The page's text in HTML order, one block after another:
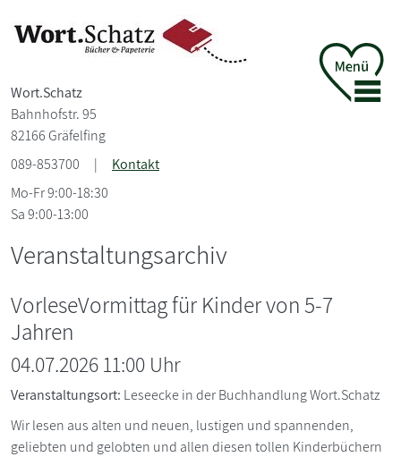
Wort.Schatz
Bahnhofstr. 95
82166 Gräfelfing
089-853700
|
Kontakt
Mo-Fr 9:00-18:30
Sa 9:00-13:00
Veranstaltungsarchiv
VorleseVormittag für Kinder von 5-7
Jahren
04.07.2026 11:00 Uhr
Veranstaltungsort: Leseecke in der Buchhandlung Wort.Schatz
Wir lesen aus alten und neuen, lustigen und spannenden,
geliebten und gelobten und allen diesen tollen Kinderbüchern